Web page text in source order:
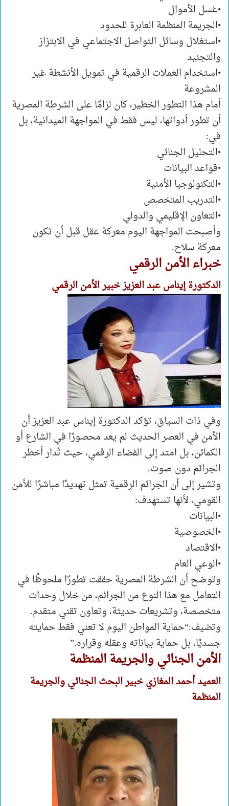
•غسل الأموال
•الجريمة المنظمة العابرة للحدود
•استغلال وسائل التواصل الاجتماعي في الابتزاز
والتجنيد
•استخدام العملات الرقمية في تمويل الأنشطة غير
المشروعة
أمام هذا التطور الخطير، كان لزامًا على الشرطة المصرية
أن تطور أدواتها، ليس فقط في المواجهة الميدانية، بل
في:
•التحليل الجنائي
•قواعد البيانات
•التكنولوجيا الأمنية
•التدريب المتخصص
•التعاون الإقليمي والدولي
وأصبحت المواجهة اليوم معركة عقل قبل أن تكون
معركة سلاح.
خبراء الأمن الرقمي
الدكتورة إيناس عبد العزيز خبير الأمن الرقمي
وفي ذات السياق، تؤكد الدكتورة إيناس عبد العزيز أن
الأمن في العصر الحديث لم يعد محصورًا في الشارع أو
الكمائن، بل امتد إلى الفضاء الرقمي، حيث تُدار أخطر
الجرائم دون صوت.
وتشير إلى أن الجرائم الرقمية تمثل تهديدًا مباشرًا للأمن
القومي، لأنها تستهدف:
•البيانات
•الخصوصية
•الاقتصاد
•الوعي العام
وتوضح أن الشرطة المصرية حققت تطورًا ملحوظًا في
التعامل مع هذا النوع من الجرائم، من خلال وحدات
متخصصة، وتشريعات حديثة، وتعاون تقني متقدم.
وتضيف:“حماية المواطن اليوم لا تعني فقط حمايته
جسديًا، بل حماية بياناته وعقله وقراره.”
الأمن الجنائي والجريمة المنظمة
العميد أحمد المغازي خبير البحث الجنائي والجريمة
المنظمة